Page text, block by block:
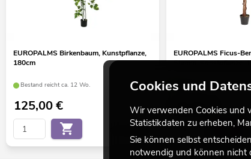
EUROPALMS Birkenbaum, Kunstpflanze,
180cm
Bestand reicht ca. 12 Wo.
125,00€
EUROPALMS Ficus-
Stamm, Kunstpflanze,
Bestand reicht ca. 12 Wo.
69,90€
Cookies und
Wir verwenden Cookies und
Statistikdaten zu erheben,
Sie können selbst
notwendig und können nicht